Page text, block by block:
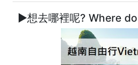
►想去哪裡呢? Where